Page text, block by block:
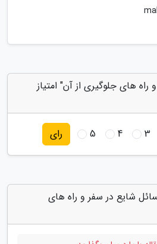
های جلوگیری از آن" امتیاز
3
4
5 رای
شایع در سفر و راه های